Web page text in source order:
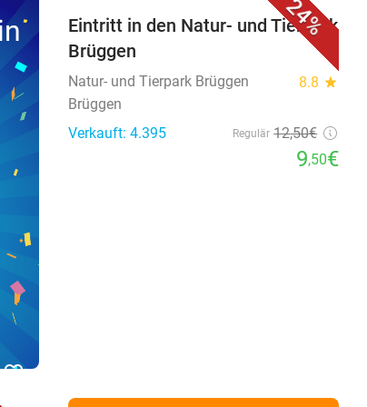
24%
Eintritt in den Natur- und Tierpark
Brüggen
Natur- und Tierpark Brüggen 8.8 star
Brüggen
Verkauft: 4.395
Regulär 12,50€
9,50€
favorite_border